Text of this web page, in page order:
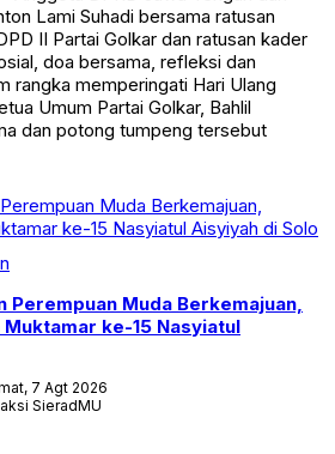
Lami Suhadi bersama ratusan
II Partai Golkar dan ratusan kader
doa bersama, refleksi dan
rangka memperingati Hari Ulang
Umum Partai Golkar, Bahlil
dan potong tumpeng tersebut
Perempuan Muda Berkemajuan,
ke-15 Nasyiatul
7 Agt 2026
SieradMU